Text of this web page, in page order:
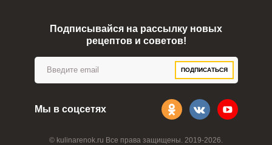
© kulinarenok.ru Все права защищены. 2019-2026.
Подписывайся на рассылку новых
рецептов и советов!
ПОДПИСАТЬСЯ
Мы в соцсетях
Запомнить меня
ВХОД
ЕЩЕ НЕ ЗАРЕГИСТРИРОВАННЫ?
Забыли пароль?